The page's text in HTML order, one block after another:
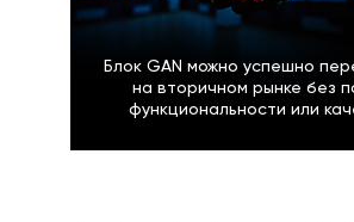
Блок GAN можно успешно
на вторичном рынке без
функциональности или